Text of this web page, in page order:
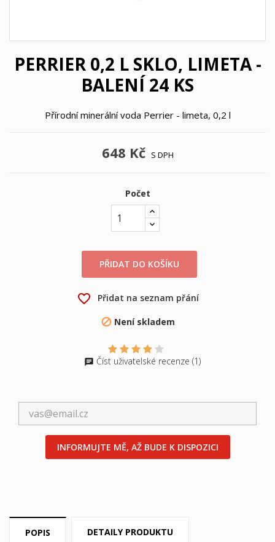
PERRIER 0,2 L SKLO, LIMETA -
BALENÍ 24 KS
Přírodní minerální voda Perrier - limeta, 0,2 l
648 Kč S DPH
Počet
PŘIDAT DO KOŠÍKU
favorite_border Přidat na seznam přání
 Není skladem
Číst uživatelské recenze (1)
INFORMUJTE MĚ, AŽ BUDE K DISPOZICI
POPIS DETAILY PRODUKTU
Můj seznam přání
Vytvořit seznam přání
Název seznamu přání
Zrušit Vytvořit seznam přání
Musíte být přihlášen, abyste si mohli výrobky uložit do